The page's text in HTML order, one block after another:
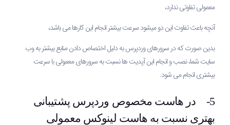
معمولی تفاوتی ندارد،
آنچه باعث تفاوت این دو میشود سرعت بیشتر انجام این کارها می باشد،
بدین صورت که در سرورهای وردپرس به دلیل اختصاص دادن منابع بیشتر به وب
سایت شما، نصب و انجام این آپدیت ها نسبت به سرورهای معمولی با سرعت
بیشتری انجام می شود.
5- در هاست مخصوص وردپرس پشتیبانی
بهتری نسبت به هاست لینوکس معمولی